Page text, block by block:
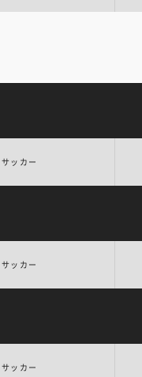
サッカー
サッカー
サッカー